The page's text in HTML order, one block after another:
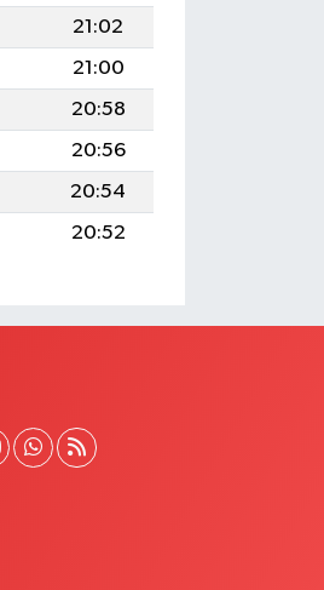
21:02
21:00
20:58
20:56
20:54
20:52